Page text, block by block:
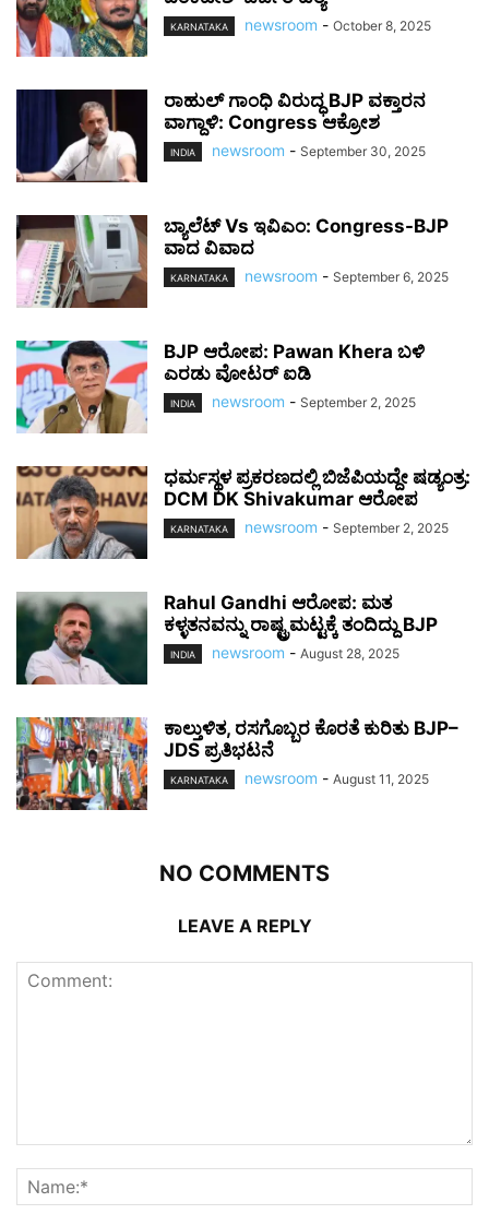
KARNATAKA newsroom - October 8, 2025
ರಾಹುಲ್ ಗಾಂಧಿ ವಿರುದ್ಧ BJP ವಕ್ತಾರನ
ವಾಗ್ದಾಳಿ: Congress ಆಕ್ರೋಶ
INDIA newsroom - September 30, 2025
ಬ್ಯಾಲೆಟ್ Vs ಇವಿಎಂ: Congress-BJP
ವಾದ ವಿವಾದ
KARNATAKA newsroom - September 6, 2025
BJP ಆರೋಪ: Pawan Khera ಬಳಿ
ಎರಡು ವೋಟರ್ ಐಡಿ
INDIA newsroom - September 2, 2025
ಧರ್ಮಸ್ಥಳ ಪ್ರಕರಣದಲ್ಲಿ ಬಿಜೆಪಿಯದ್ದೇ ಷಡ್ಯಂತ್ರ:
DCM DK Shivakumar ಆರೋಪ
KARNATAKA newsroom - September 2, 2025
Rahul Gandhi ಆರೋಪ: ಮತ
ಕಳ್ಳತನವನ್ನು ರಾಷ್ಟ್ರಮಟ್ಟಕ್ಕೆ ತಂದಿದ್ದು BJP
INDIA newsroom - August 28, 2025
ಕಾಲ್ತುಳಿತ, ರಸಗೊಬ್ಬರ ಕೊರತೆ ಕುರಿತು BJP–
JDS ಪ್ರತಿಭಟನೆ
KARNATAKA newsroom - August 11, 2025
NO COMMENTS
LEAVE A REPLY